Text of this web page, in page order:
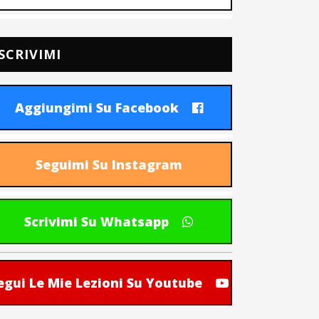
Aggiungimi Su Facebook
Seguimi Su Instagram
Scrivimi Su Whatsapp
Le Mie Lezioni Su Youtube